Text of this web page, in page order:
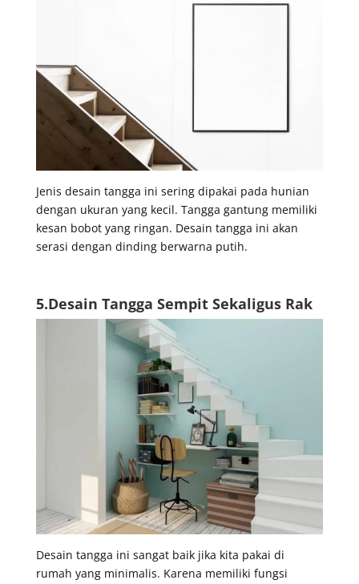
Jenis desain tangga ini sering dipakai pada hunian
dengan ukuran yang kecil. Tangga gantung memiliki
kesan bobot yang ringan. Desain tangga ini akan
serasi dengan dinding berwarna putih.
5.Desain Tangga Sempit Sekaligus Rak
Desain tangga ini sangat baik jika kita pakai di
rumah yang minimalis. Karena memiliki fungsi